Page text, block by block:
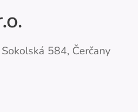
584, Čerčany